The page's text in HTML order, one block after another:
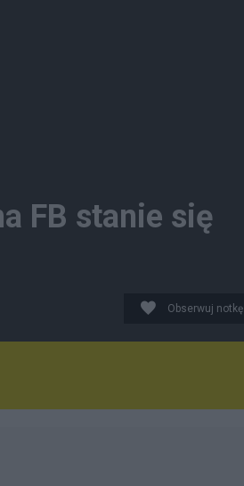
FB stanie się
Obserwuj notkę